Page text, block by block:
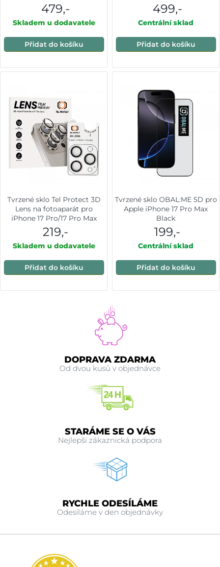
479,-
Skladem u dodavatele
Přidat do košíku
499,-
Centrální sklad
Přidat do košíku
Tvrzené sklo Tel Protect 3D
Lens na fotoaparát pro
iPhone 17 Pro/17 Pro Max
stříbrné
219,-
Skladem u dodavatele
Přidat do košíku
Tvrzené sklo OBAL:ME 5D pro
Apple iPhone 17 Pro Max
Black
199,-
Centrální sklad
Přidat do košíku
DOPRAVA ZDARMA
Od dvou kusů v objednávce
STARÁME SE O VÁS
Nejlepší zákaznická podpora
RYCHLE ODESÍLÁME
Odesíláme v den objednávky